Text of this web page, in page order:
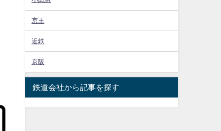
京王
近鉄
京阪
鉄道会社から記事を探す